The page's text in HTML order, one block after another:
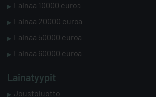
Lainaa 10000 euroa
Lainaa 20000 euroa
Lainaa 50000 euroa
Lainaa 60000 euroa
Lainatyypit
Joustoluotto